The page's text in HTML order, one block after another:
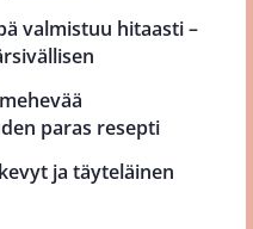
valmistuu hitaasti –
paras resepti
ja täyteläinen